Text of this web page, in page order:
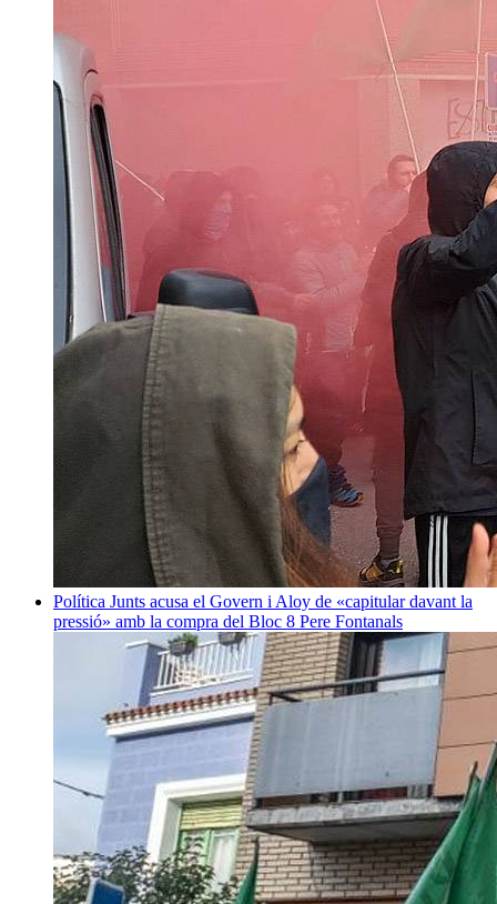
Política Junts acusa el Govern i Aloy de «capitular davant la
pressió» amb la compra del Bloc 8 Pere Fontanals